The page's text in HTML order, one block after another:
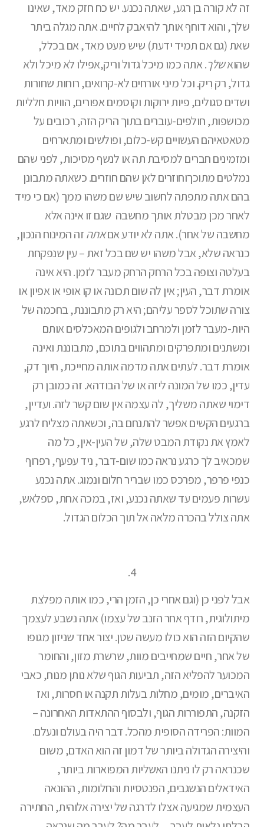
זה לא קורה בן רגע, שאתה נכנע. יש כח חזק מאד, שאינו
שלך, והוא דוחף אותך להיאבק לחיים. אתה מגלה ביתר
שאת (גם אם תמיד ידעת) שיש מעט מאד, אם בכלל,
שהואשלך. אתה כמו מיכל גדול וריק,אפילו לא מיכל ולא
גדול, רק רִיק. וכל מיני אורחים לא-קרואים, רוחות שחורות
ושדים סגולים, פיות ירוקות וקוסמים אפורים, הוויות חלליות
מכושפות, חולפים-עוברים בתוך הריק הזה, רכובים על
מטאטאיהם העשויים קש-כלום, ופולשים ומתארחים
ומזמינים חברים למסיבת תה או לנשף מסיכות, לפני שהם
נמלטים מתוכךוחוזרים לאן שהם חוזרים. כשאתה מתבונן
בהם אתה מתפתה לחשוב שיש שם משהו ממך (אם כי מיד
לאחר מכן מבטלת אותך מחשבה שגם זו אינה אלא
מחשבה של אחר). אתה לא יודע אםאתהזה המינוח הנכון,
כנראה שלא, אבל משהו יש שם בכל זאת – עין שנפקחת
בעלטה וצופה בכל הרחק הרחק מעבר לזמן. היא אינה
אומרת דבר, העין; אין לה שום תכונה או קו אופי או אפיון או
צורה שתוכל לספר עליהם; היא רק מתבוננת, בחכמה של
היות-מעבר לזמן ולמרחב ולגופים המאכלסים אותם
ומשתנים ומתפרקים ומתהווים בתוכם, מתבוננת ואינה
אומרת דבר. לעתים אתה מדמה אותה מחייכת, חיוך דק,
עדין, כמו של המונה ליזה או של הבודהא. זה כמובן רק
דימוי שאתה משליך, לה עצמה אין שום קשר לזה. ועדיין,
ברגעים הקשים אפשר להתנחם בה, וכשאתה מצליח לרגע
לאמץ את נקודת המבט שלה, של העין-אין, כל מה
שמכאיב לך כרגע נראה כמו שום-דבר, ניד עפעף, רפרוף
כנפי פרפר, מפרכס כמו שבריר חלום ונמוג. אתה נכנע
עשרות פעמים עד שאתה נכנע, ואז, במכה אחת, ספלאש,
אתה צולל בהכרה מלאה אל תוך הכלום הגדול.
4.
אבל לפני כן (וגם אחרי כן, הזמן הרי, כמו אותה מפלצת
מיתולוגית, רודף אחר הזנב של עצמו) אתה נשבע לעצמך
שהקיום הזה הוא כולו מעשה שטן. יצור אחד שניזון מגופו
של אחר, חיים שמחייבים מוות, שרשרת מזון, והחומר
המכוער להפליא הזה, תביעות הגוף שלא נותן מנוח, כאבי
האיברים, מומים, מחלות בעלות תקנה או חסרות, ואז
הזקנה, התפוררות הגוף, ולבסוף ההתאדות האחרונה –
המוות: הפרידה הסופית מהכל. דבר היה בעולם ונעלם.
והיצירה הגדולה ביותר של דמון זה הוא האדם, משום
שכנראה רק לו ניתנו האשליות המפוארות ביותר,
האידאלים הנשגבים, הפנטסיות והחלומות, ההונאה
העצמית שמגיעה אצלו לדרגה של יצירה אלוהית, החתירה